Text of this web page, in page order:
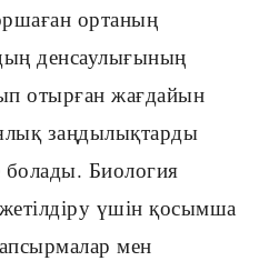
ортаның
денсаулығының
отырған жағдайын
заңдылықтарды
болады. Биология
үшін қосымша
мен